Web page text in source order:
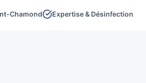
Chamond Expertise & Désinfection